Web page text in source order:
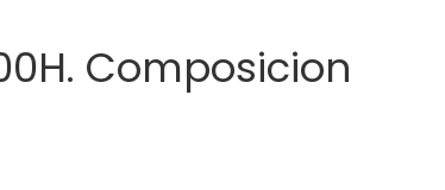
Composicion